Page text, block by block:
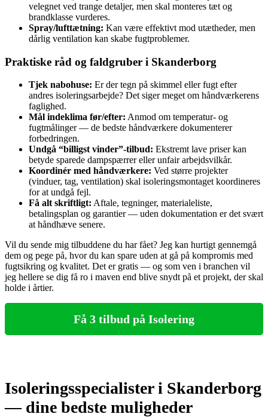
velegnet ved trange detaljer, men skal monteres tæt og
brandklasse vurderes.
Spray/lufttætning: Kan være effektivt mod utætheder, men
dårlig ventilation kan skabe fugtproblemer.
Praktiske råd og faldgruber i Skanderborg
Tjek nabohuse: Er der tegn på skimmel eller fugt efter
andres isoleringsarbejde? Det siger meget om håndværkerens
faglighed.
Mål indeklima før/efter: Anmod om temperatur‑ og
fugtmålinger — de bedste håndværkere dokumenterer
forbedringen.
Undgå “billigst vinder”-tilbud: Ekstremt lave priser kan
betyde sparede dampspærrer eller unfair arbejdsvilkår.
Koordinér med håndværkere: Ved større projekter
(vinduer, tag, ventilation) skal isoleringsmontaget koordineres
for at undgå fejl.
Få alt skriftligt: Aftale, tegninger, materialeliste,
betalingsplan og garantier — uden dokumentation er det svært
at håndhæve senere.
Vil du sende mig tilbuddene du har fået? Jeg kan hurtigt gennemgå
dem og pege på, hvor du kan spare uden at gå på kompromis med
fugtsikring og kvalitet. Det er gratis — og som ven i branchen vil
jeg hellere se dig få ro i maven end blive snydt på et projekt, der skal
holde i årtier.
Få 3 tilbud på Isolering
Isoleringsspecialister i Skanderborg
— dine bedste muligheder